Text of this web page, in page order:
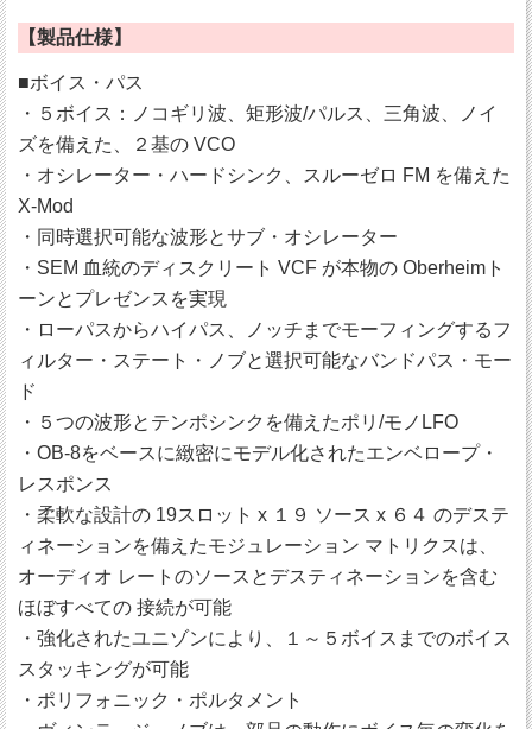
【製品仕様】
■ボイス・パス
・５ボイス：ノコギリ波、矩形波/パルス、三角波、ノイ
ズを備えた、２基の VCO
・オシレーター・ハードシンク、スルーゼロ FM を備えた
X-Mod
・同時選択可能な波形とサブ・オシレーター
・SEM 血統のディスクリート VCF が本物の Oberheimト
ーンとプレゼンスを実現
・ローパスからハイパス、ノッチまでモーフィングするフ
ィルター・ステート・ノブと選択可能なバンドパス・モー
ド
・５つの波形とテンポシンクを備えたポリ/モノLFO
・OB-8をベースに緻密にモデル化されたエンベロープ・
レスポンス
・柔軟な設計の 19スロット x １９ ソース x ６４ のデステ
ィネーションを備えたモジュレーション マトリクスは、
オーディオ レートのソースとデスティネーションを含む
ほぼすべての 接続が可能
・強化されたユニゾンにより、１～５ボイスまでのボイス
スタッキングが可能
・ポリフォニック・ポルタメント